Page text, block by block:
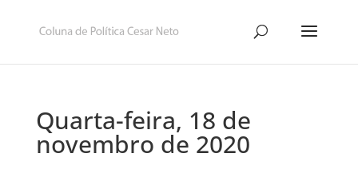
Quarta-feira, 18 de
novembro de 2020